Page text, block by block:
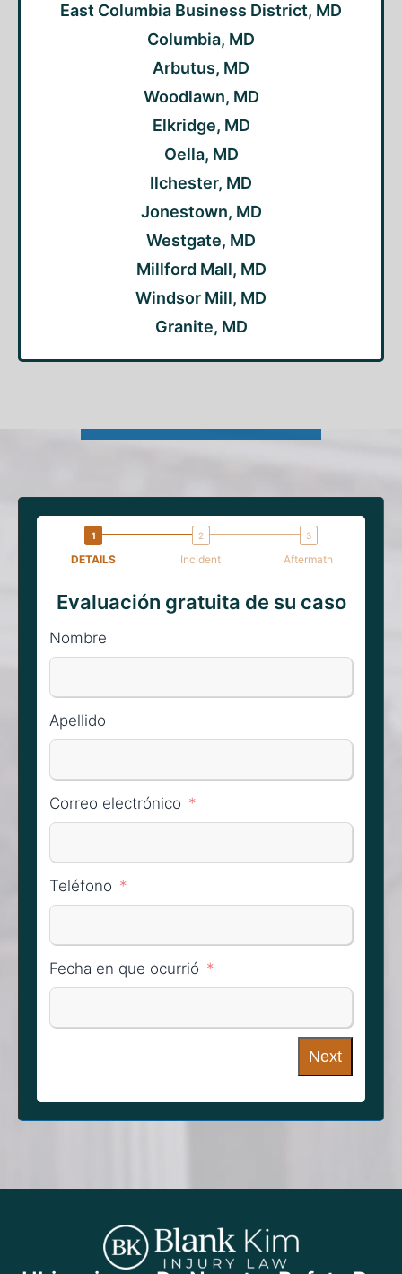
East Columbia Business District, MD
Columbia, MD
Arbutus, MD
Woodlawn, MD
Elkridge, MD
Oella, MD
Ilchester, MD
Jonestown, MD
Westgate, MD
Millford Mall, MD
Windsor Mill, MD
Granite, MD
DETAILS Incident Aftermath
Evaluación gratuita de su caso
Nombre
Apellido
Correo electrónico
Teléfono
Fecha en que ocurrió
Next